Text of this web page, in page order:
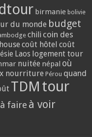
birmanie bolivie
du monde budget
chili coin des
coût hôtel coût
Laos logement tour
nuitée népal où
nourriture Pérou quand
TDM tour
à faire à voir